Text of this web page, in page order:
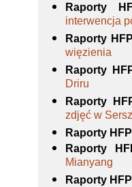
Raporty
interwencja
Raporty
więzienia
Raporty
Driru
Raporty
zdjęć w
Raporty
Raporty
Mianyang
Raporty